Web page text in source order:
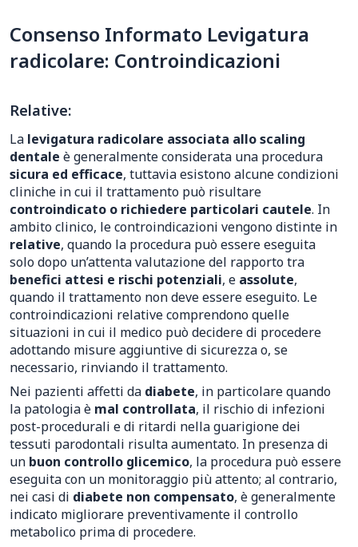
Consenso Informato Levigatura
radicolare: Controindicazioni
Relative:
La levigatura radicolare associata allo scaling
dentale è generalmente considerata una procedura
sicura ed efficace, tuttavia esistono alcune condizioni
cliniche in cui il trattamento può risultare
controindicato o richiedere particolari cautele. In
ambito clinico, le controindicazioni vengono distinte in
relative, quando la procedura può essere eseguita
solo dopo un’attenta valutazione del rapporto tra
benefici attesi e rischi potenziali, e assolute,
quando il trattamento non deve essere eseguito. Le
controindicazioni relative comprendono quelle
situazioni in cui il medico può decidere di procedere
adottando misure aggiuntive di sicurezza o, se
necessario, rinviando il trattamento.
Nei pazienti affetti da diabete, in particolare quando
la patologia è mal controllata, il rischio di infezioni
post-procedurali e di ritardi nella guarigione dei
tessuti parodontali risulta aumentato. In presenza di
un buon controllo glicemico, la procedura può essere
eseguita con un monitoraggio più attento; al contrario,
nei casi di diabete non compensato, è generalmente
indicato migliorare preventivamente il controllo
metabolico prima di procedere.